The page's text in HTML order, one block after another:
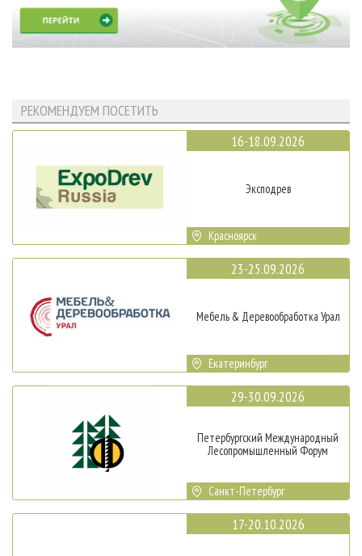
РЕКОМЕНДУЕМ ПОСЕТИТЬ
16-18.09.2026
Эксподрев
Красноярск
23-25.09.2026
Мебель & Деревообработка Урал
Екатеринбург
29-30.09.2026
Петербургский Международный
Лесопромышленный Форум
Санкт-Петербург
17-20.10.2026